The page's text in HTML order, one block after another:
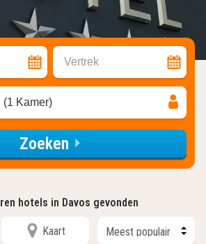
Vertrek
(1 Kamer)
Zoeken
hotels in Davos gevonden
Kaart